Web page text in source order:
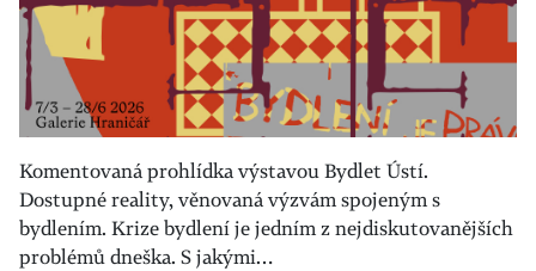
Komentovaná prohlídka výstavou Bydlet Ústí.
Dostupné reality, věnovaná výzvám spojeným s
bydlením. Krize bydlení je jedním z nejdiskutovanějších
problémů dneška. S jakými…